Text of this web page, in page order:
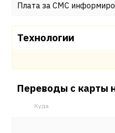
Плата за СМС
Технологии
Переводы с карты
Куда